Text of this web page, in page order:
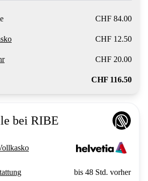
CHF 84.00
CHF 12.50
CHF 20.00
CHF 116.50
bei RIBE
bis 48 Std. vorher